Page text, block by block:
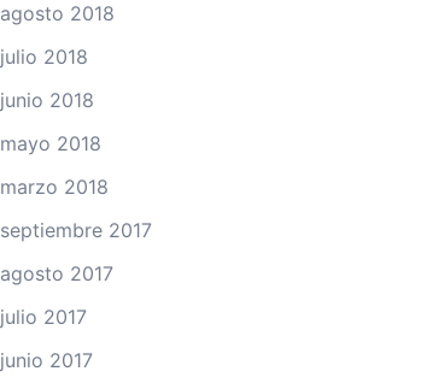
agosto 2018
julio 2018
junio 2018
mayo 2018
marzo 2018
septiembre 2017
agosto 2017
julio 2017
junio 2017